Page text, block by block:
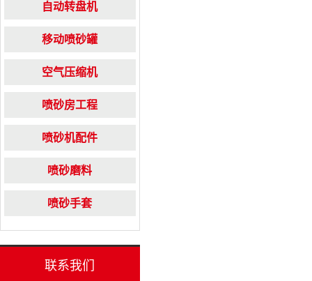
自动转盘机
移动喷砂罐
空气压缩机
喷砂房工程
喷砂机配件
喷砂磨料
喷砂手套
联系我们